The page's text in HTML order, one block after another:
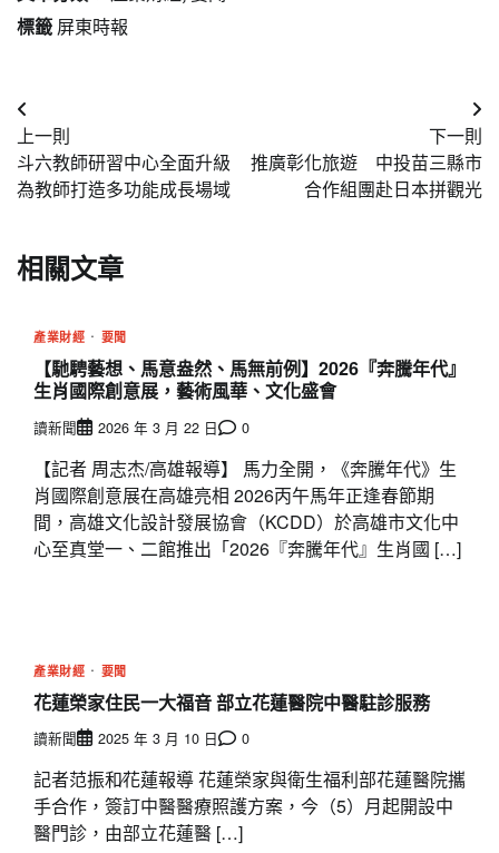
標籤 屏東時報
文
章
導
上一則
斗六教師研習中心全面升級
為教師打造多功能成長場域
下一則
推廣彰化旅遊 中投苗三縣市
合作組團赴日本拼觀光
相關文章
產業財經 要聞
【馳騁藝想、馬意盎然、馬無前例】2026『奔騰年代』
生肖國際創意展，藝術風華、文化盛會
讀新聞 2026 年 3 月 22 日 0
【記者 周志杰/高雄報導】 馬力全開，《奔騰年代》生
肖國際創意展在高雄亮相 2026丙午馬年正逢春節期
間，高雄文化設計發展協會（KCDD）於高雄市文化中
心至真堂一、二館推出「2026『奔騰年代』生肖國 […]
產業財經 要聞
花蓮榮家住民一大福音 部立花蓮醫院中醫駐診服務
讀新聞 2025 年 3 月 10 日 0
記者范振和∕花蓮報導 花蓮榮家與衛生福利部花蓮醫院攜
手合作，簽訂中醫醫療照護方案，今（5）月起開設中
醫門診，由部立花蓮醫 […]